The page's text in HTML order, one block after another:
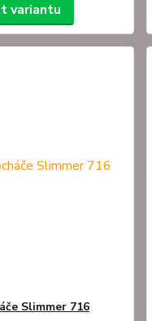
variantu
Slimmer 716